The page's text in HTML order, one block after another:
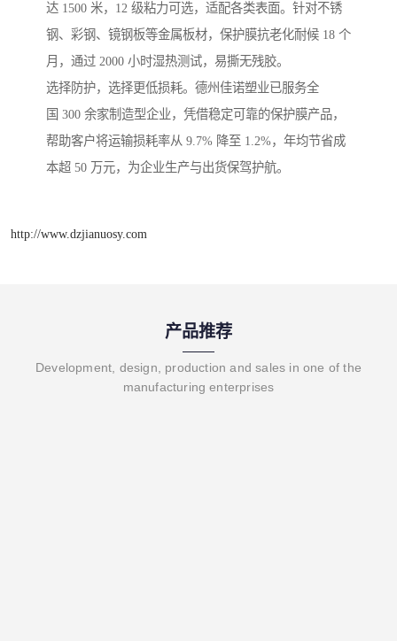
达 1500 米，12 级粘力可选，适配各类表面。针对不锈
钢、彩钢、镜钢板等金属板材，保护膜抗老化耐候 18 个
月，通过 2000 小时湿热测试，易撕无残胶。
选择防护，选择更低损耗。德州佳诺塑业已服务全
国 300 余家制造型企业，凭借稳定可靠的保护膜产品，
帮助客户将运输损耗率从 9.7% 降至 1.2%，年均节省成
本超 50 万元，为企业生产与出货保驾护航。
http://www.dzjianuosy.com
产品推荐
Development, design, production and sales in one of the
manufacturing enterprises